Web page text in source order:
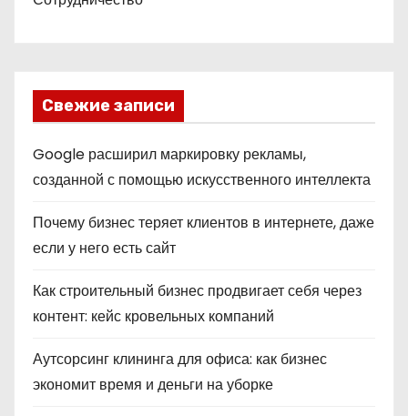
Свежие записи
Google расширил маркировку рекламы,
созданной с помощью искусственного интеллекта
Почему бизнес теряет клиентов в интернете, даже
если у него есть сайт
Как строительный бизнес продвигает себя через
контент: кейс кровельных компаний
Аутсорсинг клининга для офиса: как бизнес
экономит время и деньги на уборке